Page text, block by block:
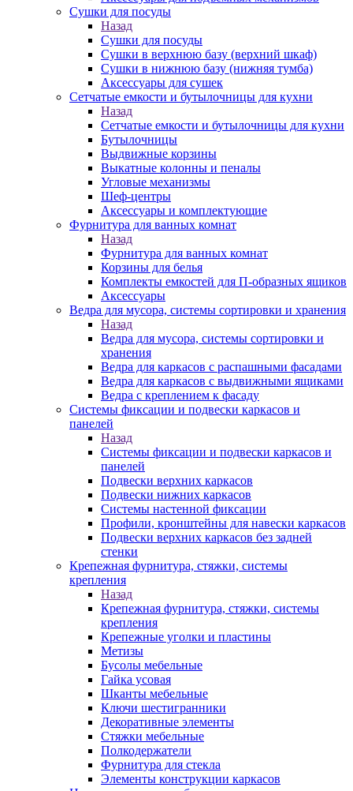
Сушки для посуды
Назад
Сушки для посуды
Сушки в верхнюю базу (верхний шкаф)
Сушки в нижнюю базу (нижняя тумба)
Аксессуары для сушек
Сетчатые емкости и бутылочницы для кухни
Назад
Сетчатые емкости и бутылочницы для кухни
Бутылочницы
Выдвижные корзины
Выкатные колонны и пеналы
Угловые механизмы
Шеф-центры
Аксессуары и комплектующие
Фурнитура для ванных комнат
Назад
Фурнитура для ванных комнат
Корзины для белья
Комплекты емкостей для П-образных ящиков
Аксессуары
Ведра для мусора, системы сортировки и хранения
Назад
Ведра для мусора, системы сортировки и
хранения
Ведра для каркасов с распашными фасадами
Ведра для каркасов с выдвижными ящиками
Ведра с креплением к фасаду
Системы фиксации и подвески каркасов и
панелей
Назад
Системы фиксации и подвески каркасов и
панелей
Подвески верхних каркасов
Подвески нижних каркасов
Системы настенной фиксации
Профили, кронштейны для навески каркасов
Подвески верхних каркасов без задней
стенки
Крепежная фурнитура, стяжки, системы
крепления
Назад
Крепежная фурнитура, стяжки, системы
крепления
Крепежные уголки и пластины
Метизы
Бусолы мебельные
Гайка усовая
Шканты мебельные
Ключи шестигранники
Декоративные элементы
Стяжки мебельные
Полкодержатели
Фурнитура для стекла
Элементы конструкции каркасов